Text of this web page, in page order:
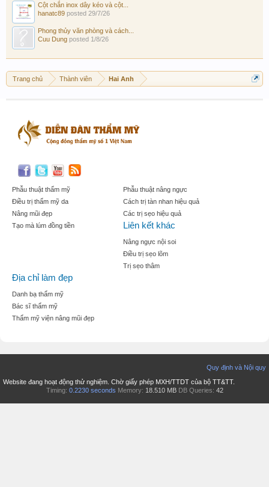
Cột chắn inox dây kéo và cột...
hanatc89 posted 29/7/26
Phong thủy văn phòng và cách...
Cuu Dung posted 1/8/26
Trang chủ Thành viên Hai Anh
Phẫu thuật thẩm mỹ
Điều trị thẩm mỹ da
Nâng mũi đẹp
Tạo mà lúm đồng tiền
Phẫu thuật nâng ngực
Cách trị tàn nhan hiệu quả
Các trị sẹo hiệu quả
Liên kết khác
Nâng ngực nội soi
Điều trị sẹo lõm
Trị sẹo thâm
Địa chỉ làm đẹp
Danh bạ thẩm mỹ
Bác sĩ thẩm mỹ
Thẩm mỹ viện nâng mũi đẹp
Quy định và Nội quy
Website đang hoạt động thử nghiệm. Chờ giấy phép MXH/TTDT của bộ TT&TT.
Timing: 0.2230 seconds Memory: 18.510 MB DB Queries: 42